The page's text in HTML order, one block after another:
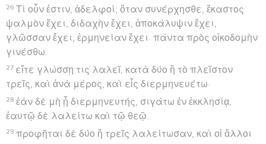
26 Τί οὖν ἐστιν, ἀδελφοί; ὅταν συνέρχησθε, ἕκαστος
ψαλμὸν ἔχει, διδαχὴν ἔχει, ἀποκάλυψιν ἔχει,
γλῶσσαν ἔχει, ἑρμηνείαν ἔχει· πάντα πρὸς οἰκοδομὴν
γινέσθω.
27 εἴτε γλώσσῃ τις λαλεῖ, κατὰ δύο ἢ τὸ πλεῖστον
τρεῖς, καὶ ἀνὰ μέρος, καὶ εἷς διερμηνευέτω·
28 ἐὰν δὲ μὴ ᾖ διερμηνευτής, σιγάτω ἐν ἐκκλησίᾳ,
ἑαυτῷ δὲ λαλείτω καὶ τῷ θεῷ.
29 προφῆται δὲ δύο ἢ τρεῖς λαλείτωσαν, καὶ οἱ ἄλλοι